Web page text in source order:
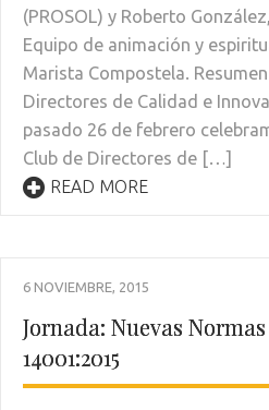
(PROSOL) y Roberto
Equipo de animación y
Marista Compostela.
Directores de Calidad e
pasado 26 de febrero
Club de Directores de […]
READ MORE
6 NOVIEMBRE, 2015
Jornada: Nuevas Normas
14001:2015